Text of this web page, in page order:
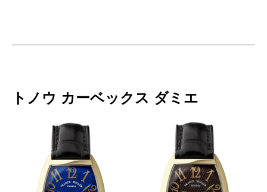
トノウ カーベックス ダミエ